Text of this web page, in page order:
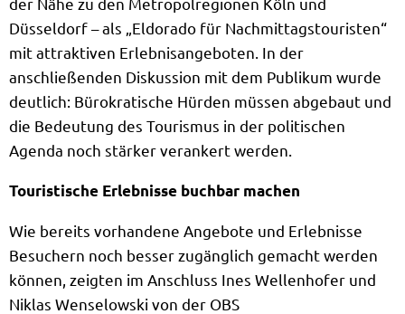
Düsseldorf – als „Eldorado für Nachmittagstouristen“
mit attraktiven Erlebnisangeboten. In der
anschließenden Diskussion mit dem Publikum wurde
deutlich: Bürokratische Hürden müssen abgebaut und
die Bedeutung des Tourismus in der politischen
Agenda noch stärker verankert werden.
Touristische Erlebnisse buchbar machen
Wie bereits vorhandene Angebote und Erlebnisse
Besuchern noch besser zugänglich gemacht werden
können, zeigten im Anschluss Ines Wellenhofer und
Niklas Wenselowski von der OBS